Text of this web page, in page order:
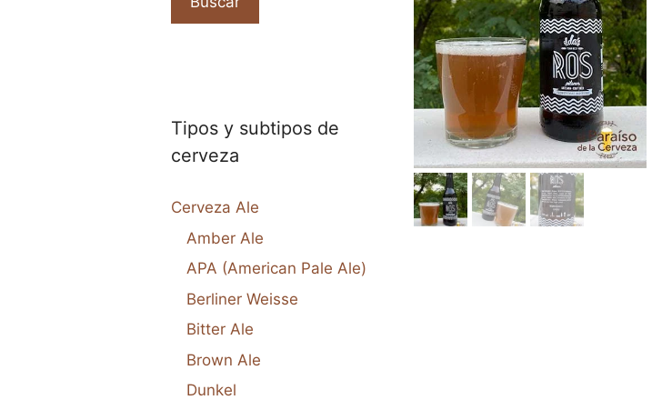
Tipos y subtipos de
cerveza
Cerveza Ale
Amber Ale
APA (American Pale Ale)
Berliner Weisse
Bitter Ale
Brown Ale
Dunkel